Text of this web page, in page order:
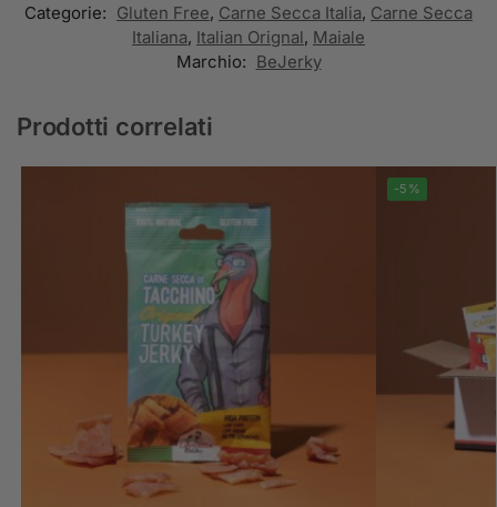
Categorie: Gluten Free, Carne Secca Italia, Carne Secca
Italiana, Italian Orignal, Maiale
Marchio: BeJerky
Prodotti correlati
-5%